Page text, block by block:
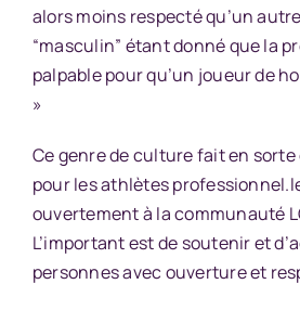
alors moins respecté qu’un
“masculin” étant donné que la
palpable pour qu’un joueur de
»
Ce genre de culture fait en
pour les athlètes
ouvertement à la communauté
L’important est de soutenir et
personnes avec ouverture et